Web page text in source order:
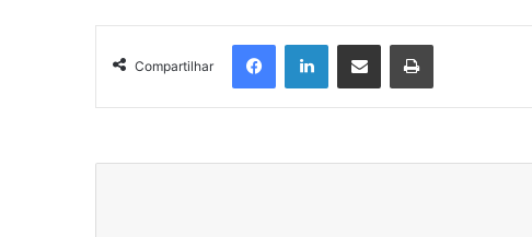
Compartilhar
FacebookLinkedinCompartilhar via e-mail Imprimir